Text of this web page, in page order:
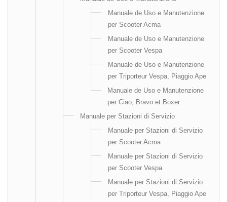
Manuale de Uso e Manutenzione
per Scooter Acma
Manuale de Uso e Manutenzione
per Scooter Vespa
Manuale de Uso e Manutenzione
per Triporteur Vespa, Piaggio Ape
Manuale de Uso e Manutenzione
per Ciao, Bravo et Boxer
Manuale per Stazioni di Servizio
Manuale per Stazioni di Servizio
per Scooter Acma
Manuale per Stazioni di Servizio
per Scooter Vespa
Manuale per Stazioni di Servizio
per Triporteur Vespa, Piaggio Ape